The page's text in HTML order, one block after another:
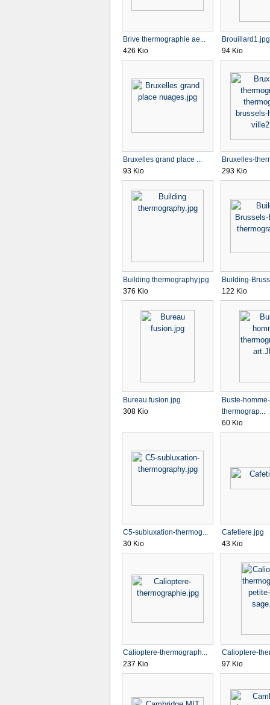
Brive thermographie ae...
426 Kio
Brouillard1.jpg
94 Kio
Bruxelles grand place ...
93 Kio
Bruxelles-
293 Kio
Building thermography.jpg
376 Kio
Building-
122 Kio
Bureau fusion.jpg
308 Kio
Buste-homme-
thermograp...
60 Kio
C5-subluxation-thermog...
30 Kio
Cafetiere.jpg
43 Kio
Calioptere-thermograph...
237 Kio
Calioptere-
97 Kio